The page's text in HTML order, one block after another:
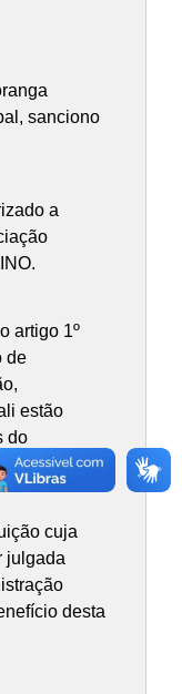
sanciono
a
artigo 1º
de
estão
do
cuja
julgada
desta